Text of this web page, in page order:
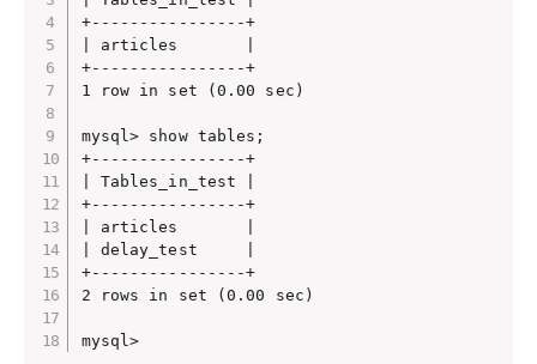
+----------------+
| articles       |
+----------------+
1 row in set (0.00 sec)
mysql> show tables;
+----------------+
| Tables_in_test |
+----------------+
| articles       |
| delay_test     |
+----------------+
2 rows in set (0.00 sec)